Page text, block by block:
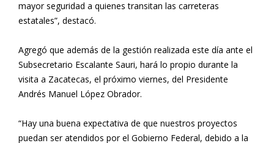
mayor seguridad a quienes transitan las carreteras
estatales”, destacó.
Agregó que además de la gestión realizada este día ante el
Subsecretario Escalante Sauri, hará lo propio durante la
visita a Zacatecas, el próximo viernes, del Presidente
Andrés Manuel López Obrador.
“Hay una buena expectativa de que nuestros proyectos
puedan ser atendidos por el Gobierno Federal, debido a la